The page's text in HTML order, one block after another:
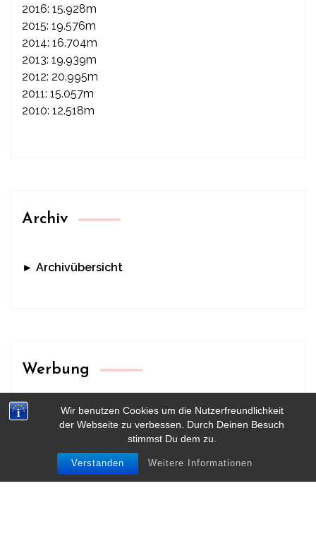
Wir benutzen Cookies um die Nutzerfreundlichkeit
der Webseite zu verbessen. Durch Deinen Besuch
stimmst Du dem zu.
Verstanden Weitere Informationen
2016: 15.928m
2015: 19.576m
2014: 16.704m
2013: 19.939m
2012: 20.995m
2011: 15.057m
2010: 12.518m
Archiv
► Archivübersicht
Werbung